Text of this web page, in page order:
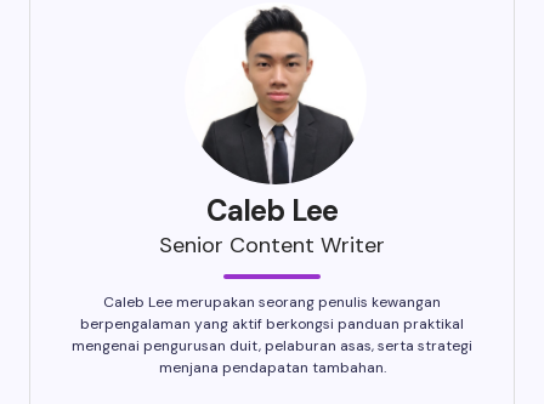
Caleb Lee
Senior Content Writer
Caleb Lee merupakan seorang penulis kewangan
berpengalaman yang aktif berkongsi panduan praktikal
mengenai pengurusan duit, pelaburan asas, serta strategi
menjana pendapatan tambahan.